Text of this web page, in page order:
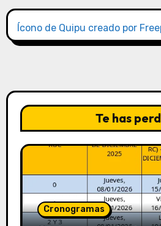
Ícono de Quipu creado por
Te has
Cronogramas